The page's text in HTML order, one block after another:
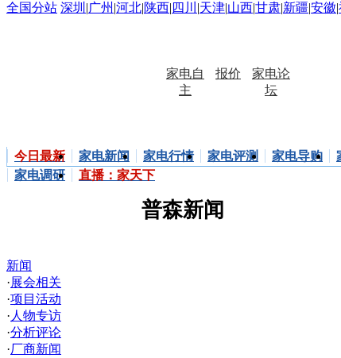
全国分站 深圳 |广州 |河北|陕西| 四川 |天津|山西|甘肃|新疆|安徽|
家电自
主
报价
家电论
坛
今日最新
家电新闻 家电行情 家电评测 家电导购
家电调研
直播：家天下
普森新闻
新闻
·展会相关
·项目活动
· 人物专访
·分析评论
·厂商新闻